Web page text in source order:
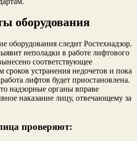
оборудования
оборудования следит Ростехнадзор.
неполадки в работе лифтового
соответствующее
сроков устранения недочетов и пока
лифтов будет приостановлена.
надзорные органы вправе
наказание лицу, отвечающему за
проверяют: